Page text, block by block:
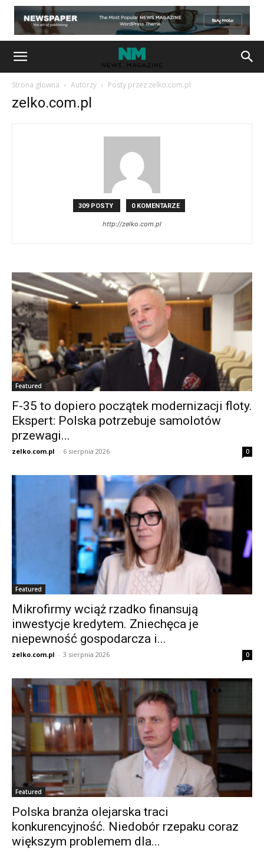
Strona główna Autorzy Posty przez zelko.com.pl
zelko.com.pl
309 POSTY 0 KOMENTARZE
http://zelko.com.pl
Featured
F-35 to dopiero początek modernizacji floty.
Ekspert: Polska potrzebuje samolotów
przewagi...
zelko.com.pl - 6 sierpnia 2026 0
Featured
Mikrofirmy wciąż rzadko finansują
inwestycje kredytem. Zniechęca je
niepewność gospodarcza i...
zelko.com.pl - 3 sierpnia 2026 0
Featured
Polska branża olejarska traci
konkurencyjność. Niedobór rzepaku coraz
większym problemem dla...